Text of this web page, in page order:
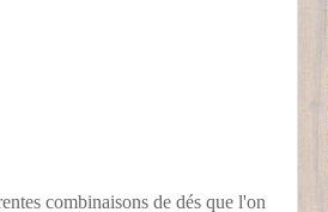
combinaisons de dés que l'on